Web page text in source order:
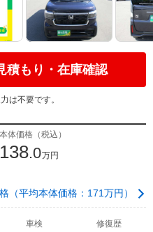
積もり・在庫確認
は不要です。
本体価格（税込）
138.0万円
（平均本体価格：171万円）
車検
修復歴